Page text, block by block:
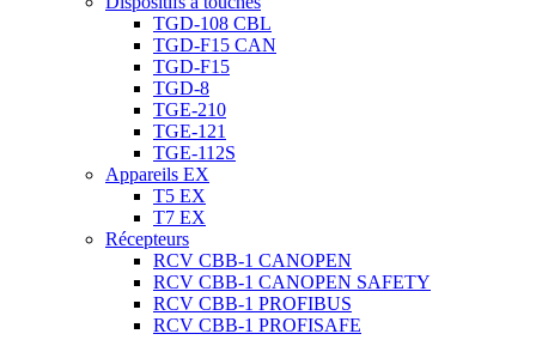
TGD-108 CBL
TGD-F15 CAN
TGD-F15
TGD-8
TGE-210
TGE-121
TGE-112S
Appareils EX
T5 EX
T7 EX
Récepteurs
RCV CBB-1 CANOPEN
RCV CBB-1 CANOPEN SAFETY
RCV CBB-1 PROFIBUS
RCV CBB-1 PROFISAFE